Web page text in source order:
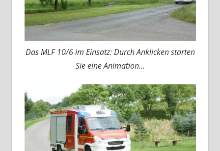
Das MLF 10/6 im Einsatz: Durch Anklicken starten
Sie eine Animation…